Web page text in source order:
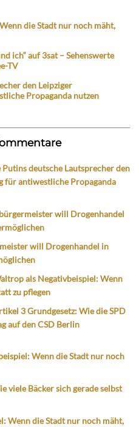
die Stadt nur noch mäht,
ich“ auf 3sat – Sehenswerte
TV
den Leipziger
Propaganda nutzen
Putins deutsche Lautsprecher den
für antiwestliche Propaganda
will Drogenhandel
will Drogenhandel in
als Negativbeispiel: Wenn
zu pflegen
3 Grundgesetz: Wie die SPD
auf den CSD Berlin
Wenn die Stadt nur noch
viele Bäcker sich gerade selbst
Wenn die Stadt nur noch mäht,